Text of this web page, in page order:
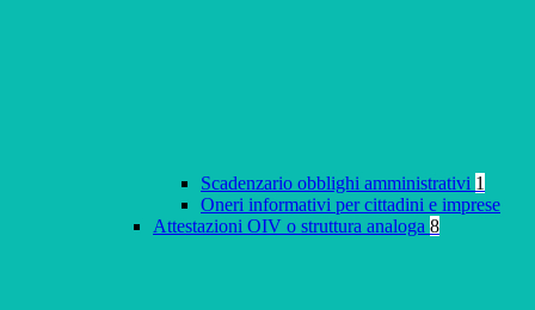
Scadenzario obblighi amministrativi 1
Oneri informativi per cittadini e imprese
Attestazioni OIV o struttura analoga 8